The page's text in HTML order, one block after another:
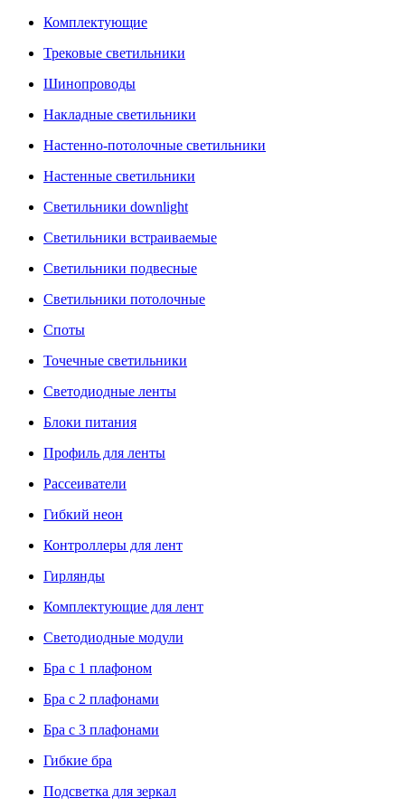
Комплектующие
Трековые светильники
Шинопроводы
Накладные светильники
Настенно-потолочные светильники
Настенные светильники
Светильники downlight
Светильники встраиваемые
Светильники подвесные
Светильники потолочные
Споты
Точечные светильники
Светодиодные ленты
Блоки питания
Профиль для ленты
Рассеиватели
Гибкий неон
Контроллеры для лент
Гирлянды
Комплектующие для лент
Светодиодные модули
Бра с 1 плафоном
Бра с 2 плафонами
Бра с 3 плафонами
Гибкие бра
Подсветка для зеркал